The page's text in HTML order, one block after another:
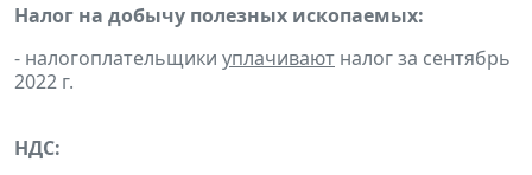
Налог на добычу полезных ископаемых:
- налогоплательщики уплачивают налог за сентябрь
2022 г.
НДС: